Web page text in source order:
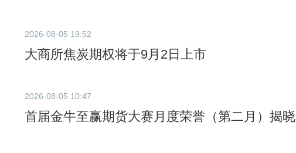
2026-08-05 19:52
大商所焦炭期权将于9月2日上市
2026-08-05 10:47
首届金牛至赢期货大赛月度荣誉（第二月）揭晓